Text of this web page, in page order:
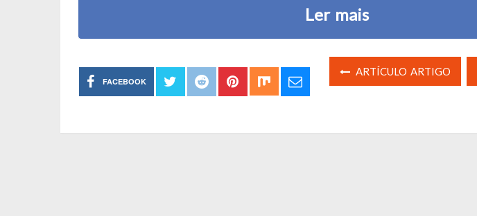
Ler mais
FACEBOOK
ARTÍCULO ARTIGO